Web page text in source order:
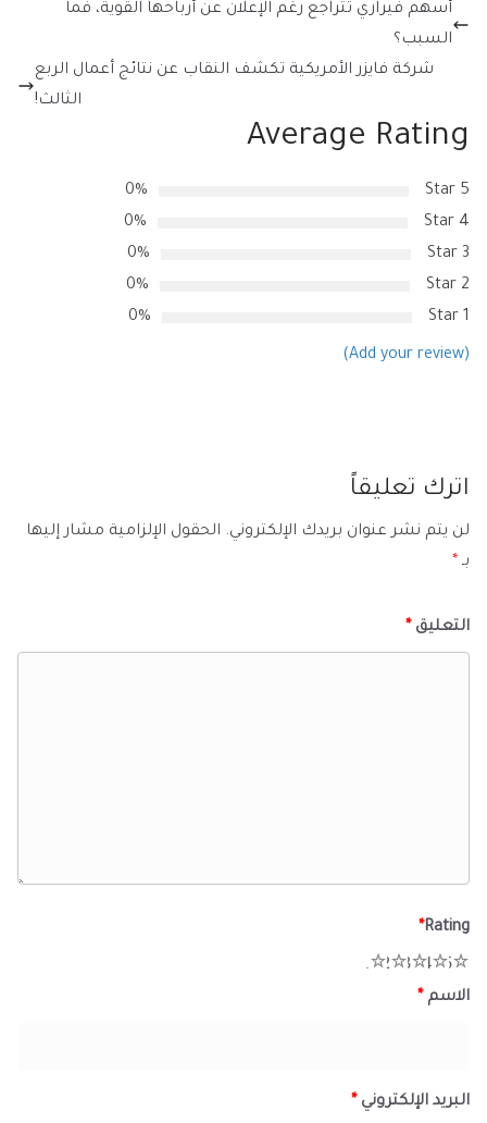
أسهم فيراري تتراجع رغم الإعلان عن أرباحها القوية، فما
السبب؟
شركة فايزر الأمريكية تكشف النقاب عن نتائج أعمال الربع
الثالث!
Average Rating
5 Star
0%
4 Star
0%
3 Star
0%
2 Star
0%
1 Star
0%
(Add your review)
اترك تعليقاً
لن يتم نشر عنوان بريدك الإلكتروني. الحقول الإلزامية مشار إليها
بـ *
التعليق*
Rating
*
5
4
3
2
الاسم*
البريد الإلكتروني*